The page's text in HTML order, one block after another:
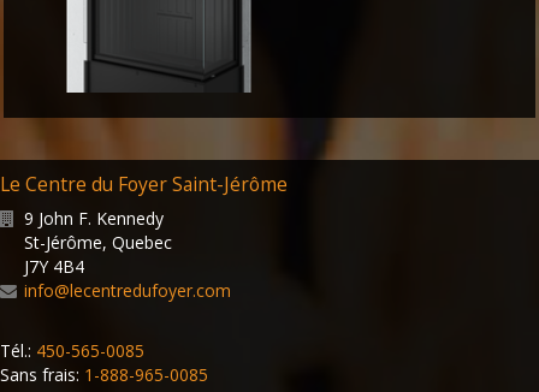
Le Centre du Foyer Saint-Jérôme
9 John F. Kennedy
St-Jérôme, Quebec
J7Y 4B4
info@lecentredufoyer.com
Tél.: 450-565-0085
Sans frais: 1-888-965-0085